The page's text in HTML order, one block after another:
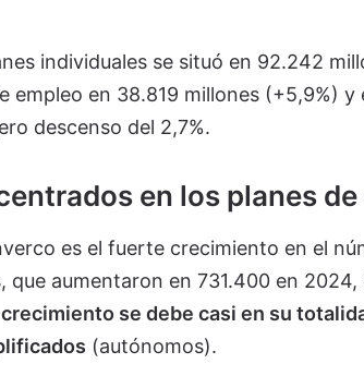
individuales se situó en 92.242
empleo en 38.819 millones (+5,9%) y
descenso del 2,7%.
en los planes de
es el fuerte crecimiento en el
que aumentaron en 731.400 en
se debe casi en su
(autónomos).